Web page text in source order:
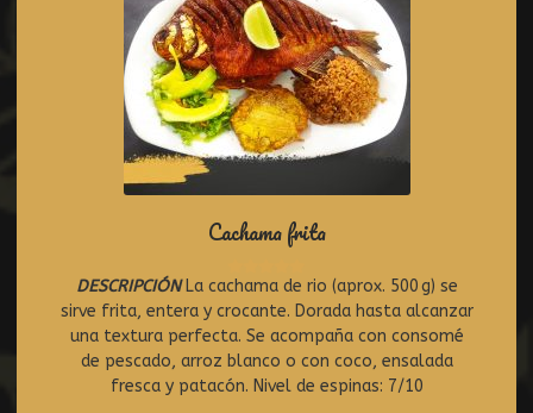
Cachama frita
R
a
t
e
d
DESCRIPCIÓNLa cachama de rio (aprox. 500 g) se
sirve frita, entera y crocante. Dorada hasta alcanzar
una textura perfecta. Se acompaña con consomé
de pescado, arroz blanco o con coco, ensalada
fresca y patacón. Nivel de espinas: 7/10